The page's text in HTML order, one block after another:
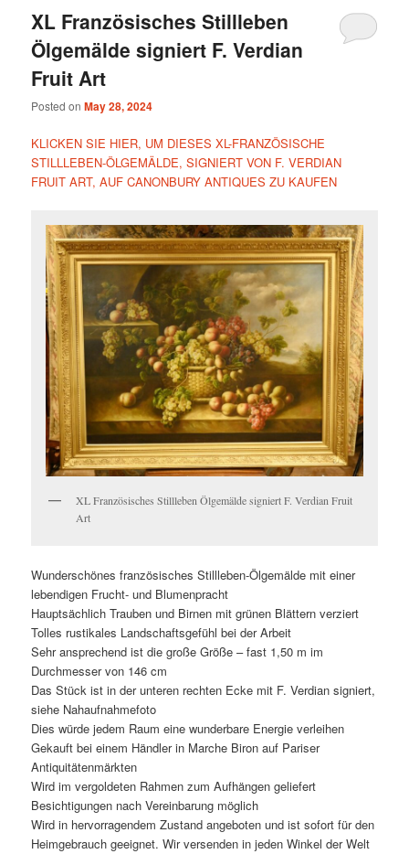
XL Französisches Stillleben
Ölgemälde signiert F. Verdian
Fruit Art
Posted onMay 28, 2024
KLICKEN SIE HIER, UM DIESES XL-FRANZÖSISCHE
STILLLEBEN-ÖLGEMÄLDE, SIGNIERT VON F. VERDIAN
FRUIT ART, AUF CANONBURY ANTIQUES ZU KAUFEN
XL Französisches Stillleben Ölgemälde signiert F. Verdian Fruit
Art
Wunderschönes französisches Stillleben-Ölgemälde mit einer
lebendigen Frucht- und Blumenpracht
Hauptsächlich Trauben und Birnen mit grünen Blättern verziert
Tolles rustikales Landschaftsgefühl bei der Arbeit
Sehr ansprechend ist die große Größe – fast 1,50 m im
Durchmesser von 146 cm
Das Stück ist in der unteren rechten Ecke mit F. Verdian signiert,
siehe Nahaufnahmefoto
Dies würde jedem Raum eine wunderbare Energie verleihen
Gekauft bei einem Händler in Marche Biron auf Pariser
Antiquitätenmärkten
Wird im vergoldeten Rahmen zum Aufhängen geliefert
Besichtigungen nach Vereinbarung möglich
Wird in hervorragendem Zustand angeboten und ist sofort für den
Heimgebrauch geeignet. Wir versenden in jeden Winkel der Welt